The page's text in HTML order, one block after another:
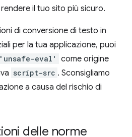
il tuo sito più sicuro.
di conversione di testo in
per la tua applicazione, puoi
'unsafe-eval'
come origine
script-src . Sconsigliamo
a causa del rischio di
delle norme